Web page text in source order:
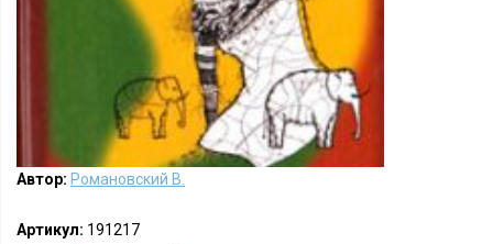
Автор: Романовский В.
Артикул: 191217